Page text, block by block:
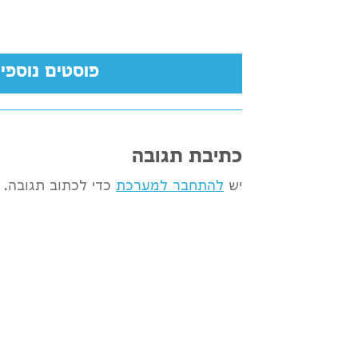
פוסטים
כתיבת תגובה
יש להתחבר למערכת כדי לכתוב תגובה.